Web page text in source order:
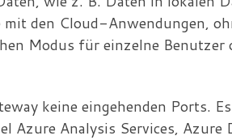
den Cloud-Anwendungen,
Modus für einzelne
keine eingehenden Ports.
Azure Analysis Services,